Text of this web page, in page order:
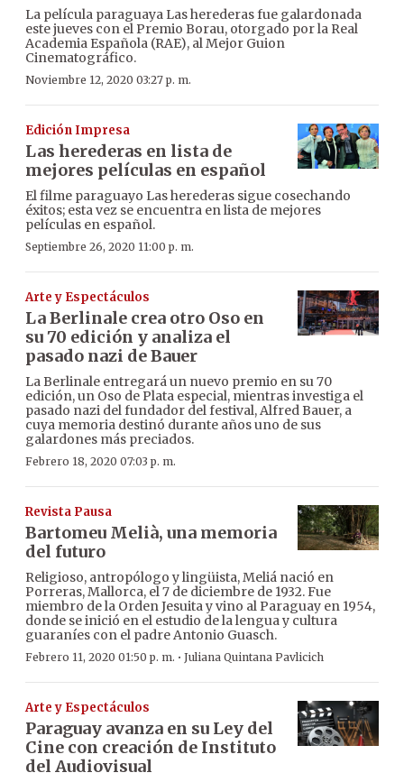
La película paraguaya Las herederas fue galardonada
este jueves con el Premio Borau, otorgado por la Real
Academia Española (RAE), al Mejor Guion
Cinematográfico.
Noviembre 12, 2020 03:27 p. m.
Edición Impresa
Las herederas en lista de
mejores películas en español
El filme paraguayo Las herederas sigue cosechando
éxitos; esta vez se encuentra en lista de mejores
películas en español.
Septiembre 26, 2020 11:00 p. m.
Arte y Espectáculos
La Berlinale crea otro Oso en
su 70 edición y analiza el
pasado nazi de Bauer
La Berlinale entregará un nuevo premio en su 70
edición, un Oso de Plata especial, mientras investiga el
pasado nazi del fundador del festival, Alfred Bauer, a
cuya memoria destinó durante años uno de sus
galardones más preciados.
Febrero 18, 2020 07:03 p. m.
Revista Pausa
Bartomeu Melià, una memoria
del futuro
Religioso, antropólogo y lingüista, Meliá nació en
Porreras, Mallorca, el 7 de diciembre de 1932. Fue
miembro de la Orden Jesuita y vino al Paraguay en 1954,
donde se inició en el estudio de la lengua y cultura
guaraníes con el padre Antonio Guasch.
Febrero 11, 2020 01:50 p. m. · Juliana Quintana Pavlicich
Arte y Espectáculos
Paraguay avanza en su Ley del
Cine con creación de Instituto
del Audiovisual